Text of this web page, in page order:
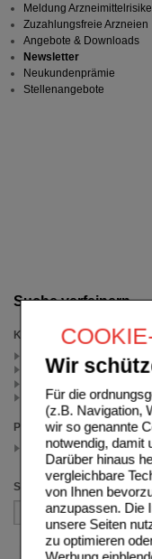
Wir
Für die
(z.B. Navigation,
wir so genannte
notwendig, damit
Darüber hinaus
vergleichbare
von Ihnen
anzupassen. Die
unsere Seiten
zu optimieren
Suche verfeinern
Kategorien
Blutzuckermessgeräte (3)
Sparsets (1)
Glucotest (1)
Preis
12.50 - 17.49
(auswahl entfernen)
Sortieren nach
Meldung
Zuzahlungsfreie Arzneien
Angebote & Downloads
Newsletter
Neukundenprämie
Stellenangebote